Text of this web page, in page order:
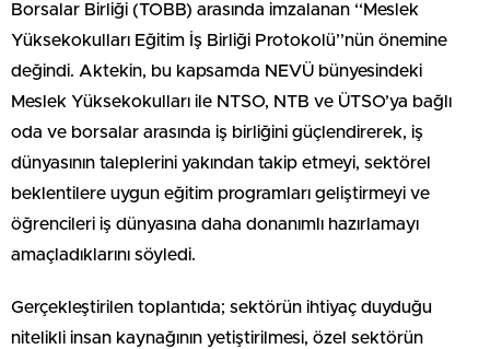
Borsalar Birliği (TOBB) arasında imzalanan ‘‘Meslek
Yüksekokulları Eğitim İş Birliği Protokolü’’nün önemine
değindi. Aktekin, bu kapsamda NEVÜ bünyesindeki
Meslek Yüksekokulları ile NTSO, NTB ve ÜTSO’ya bağlı
oda ve borsalar arasında iş birliğini güçlendirerek, iş
dünyasının taleplerini yakından takip etmeyi, sektörel
beklentilere uygun eğitim programları geliştirmeyi ve
öğrencileri iş dünyasına daha donanımlı hazırlamayı
amaçladıklarını söyledi.
Gerçekleştirilen toplantıda; sektörün ihtiyaç duyduğu
nitelikli insan kaynağının yetiştirilmesi, özel sektörün